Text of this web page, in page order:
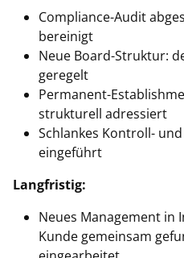
Compliance-Audit
bereinigt
Neue Board-Struktur:
geregelt
Permanent-
strukturell adressiert
Schlankes Kontroll-
eingeführt
Langfristig:
Neues Management in
Kunde gemeinsam